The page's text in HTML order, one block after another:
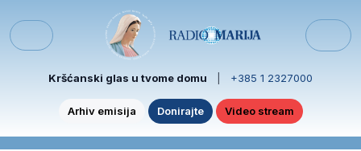
Menu
Kršćanski glas u tvome domu +385 1 2327000
Arhiv emisija Donirajte Video stream